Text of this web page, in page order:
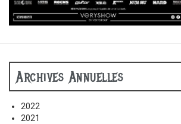
Archives Annuelles
2022
2021